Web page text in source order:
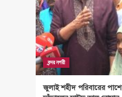
বন্দর নগরী
জুলাই শহীদ পরিবারের পাশে